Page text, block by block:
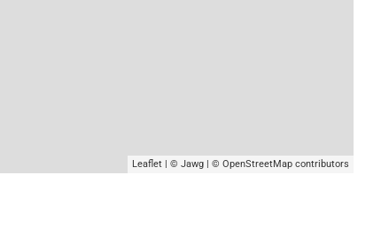
Leaflet | © Jawg | © OpenStreetMap contributors